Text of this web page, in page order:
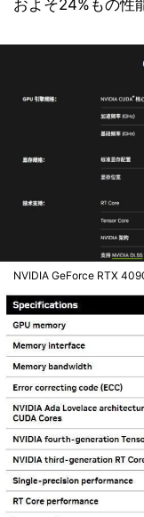
およそ24%もの性
NVIDIA GeForce RTX